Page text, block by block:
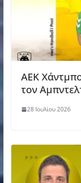
AEK
τον
28 Ιουλίου 2026